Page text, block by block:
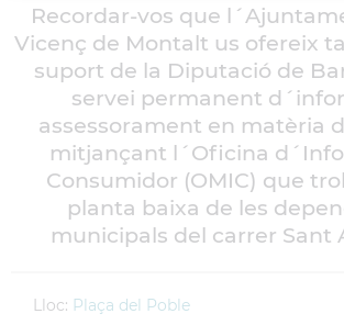
Recordar-vos que
Vicenç de Montalt us ofereix
suport de la Diputació de
servei permanent
assessorament en matèria
mitjançant l´Oficina
Consumidor (OMIC) que
planta baixa de les
municipals del carrer Sant
Lloc: Plaça del Poble